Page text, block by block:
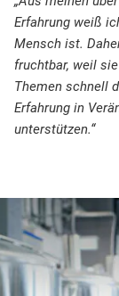
Erfahrung weiß
Mensch ist.
fruchtbar, weil
Themen schnell
Erfahrung in
unterstützen.“